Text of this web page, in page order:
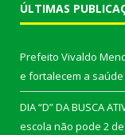
ÚLTIMAS
Prefeito Vivaldo
e fortalecem a
DIA “D” DA BUSCA
escola não pode 2